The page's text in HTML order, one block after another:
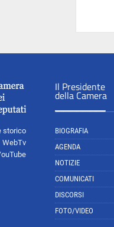
storico
WebTv
Il Presidente
della Camera
BIOGRAFIA
AGENDA
NOTIZIE
COMUNICATI
DISCORSI
FOTO/VIDEO